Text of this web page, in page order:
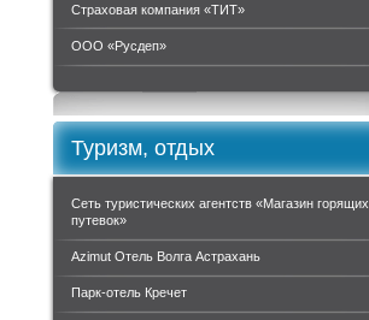
Страховая компания «ТИТ»
ООО «Руcдеп»
Туризм, отдых
Сеть туристических агентств «Магазин горящих
путевок»
Azimut Отель Волга Астрахань
Парк-отель Кречет